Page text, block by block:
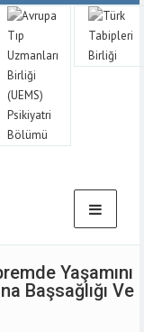
Yaşamını
Başsağlığı Ve